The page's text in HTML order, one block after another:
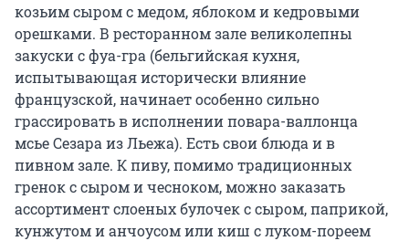
козьим сыром с медом, яблоком и кедровыми
орешками. В ресторанном зале великолепны
закуски с фуа-гра (бельгийская кухня,
испытывающая исторически влияние
французской, начинает особенно сильно
грассировать в исполнении повара-валлонца
мсье Сезара из Льежа). Есть свои блюда и в
пивном зале. К пиву, помимо традиционных
гренок с сыром и чесноком, можно заказать
ассортимент слоеных булочек с сыром, паприкой,
кунжутом и анчоусом или киш с луком-пореем